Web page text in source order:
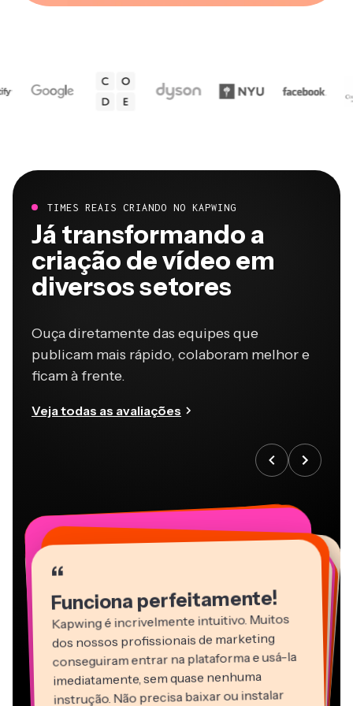
TIMES REAIS CRIANDO NO KAPWING
Já transformando a
criação de vídeo em
diversos setores
Ouça diretamente das equipes que
publicam mais rápido, colaboram melhor e
ficam à frente.
Veja todas as avaliações
“
Funciona perfeitamente!
Kapwing é incrivelmente intuitivo. Muitos
dos nossos profissionais de marketing
conseguiram entrar na plataforma e usá-la
imediatamente, sem quase nenhuma
instrução. Não precisa baixar ou instalar
“
“
“
“
“
“
“